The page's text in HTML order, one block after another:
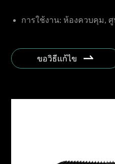
การใช้งาน: ห้องควบคุม,
ปฏิบัติการฉุกเฉิน (EOC),
ปฏิบัติการสนามบิน
ขอวิธีแก้ไข 